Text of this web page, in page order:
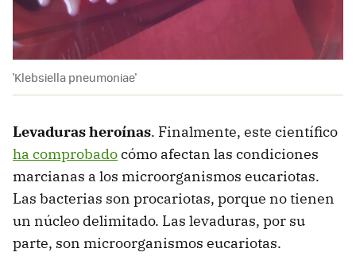
'Klebsiella pneumoniae'
Levaduras heroínas. Finalmente, este científico
ha comprobadocómo afectan las condiciones
marcianas a los microorganismos eucariotas.
Las bacterias son procariotas, porque no tienen
un núcleo delimitado. Las levaduras, por su
parte, son microorganismos eucariotas.